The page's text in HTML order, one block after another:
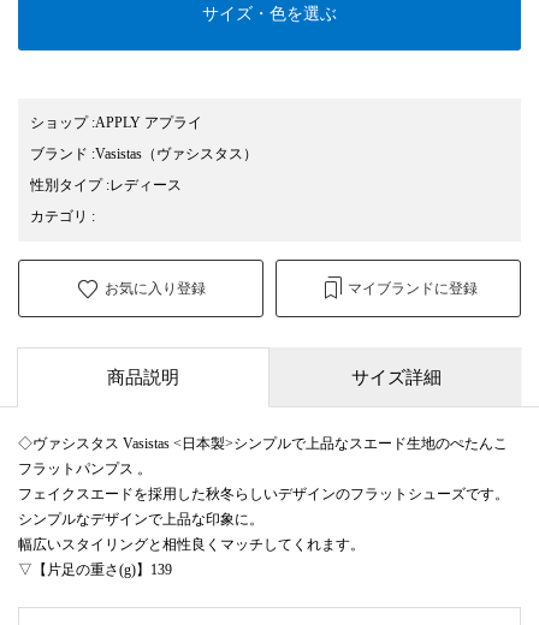
サイズ・色を選ぶ
ショップ:APPLY アプライ
ブランド :Vasistas （ヴァシスタス）
性別タイプ:レディース
カテゴリ :
お気に入り登録 マイブランドに登録
商品説明 サイズ詳細
◇ヴァシスタス Vasistas <日本製>シンプルで上品なスエード生地のぺたんこ
フラットパンプス 。
フェイクスエードを採用した秋冬らしいデザインのフラットシューズです。
シンプルなデザインで上品な印象に。
幅広いスタイリングと相性良くマッチしてくれます。
▽【片足の重さ(g)】139